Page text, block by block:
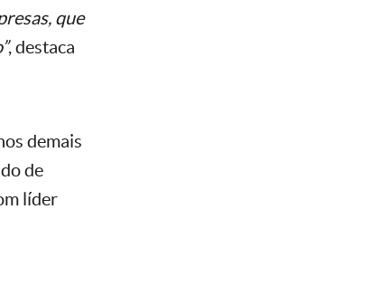
que
, destaca
demais
de
líder